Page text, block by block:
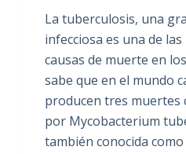
La tuberculosis, una
infecciosa es una de
causas de muerte en
sabe que en el mundo
producen tres muertes
por Mycobacterium
también conocida